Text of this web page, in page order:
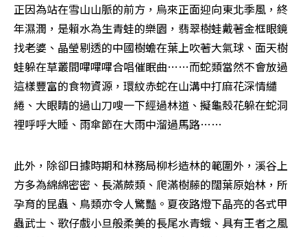
正因為站在雪山山脈的前方，烏來正面迎向東北季風，終
年濕潤，是賴水為生青蛙的樂園，翡翠樹蛙戴著金框眼鏡
找老婆、晶瑩剔透的中國樹蟾在葉上吹著大氣球、面天樹
蛙躲在草叢間嗶嗶嗶合唱催眠曲……而蛇類當然不會放過
這樣豐富的食物資源，環紋赤蛇在山溝中打麻花深情繾
綣、大眼睛的過山刀嗖一下經過林道、擬龜殼花躲在蛇洞
裡呼呼大睡、雨傘節在大雨中溜過馬路……
此外，除卻日據時期和林務局柳杉造林的範圍外，溪谷上
方多為綿綿密密、長滿蕨類、爬滿樹藤的闊葉原始林，所
孕育的昆蟲、鳥類亦令人驚豔。夏夜路燈下晶亮的各式甲
蟲武士、歌仔戲小旦般柔美的長尾水青蛾、具有王者之風